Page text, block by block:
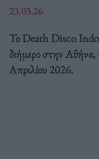
23.03.26
Το Death Disco
διήμερο στην
Απριλίου 2026.